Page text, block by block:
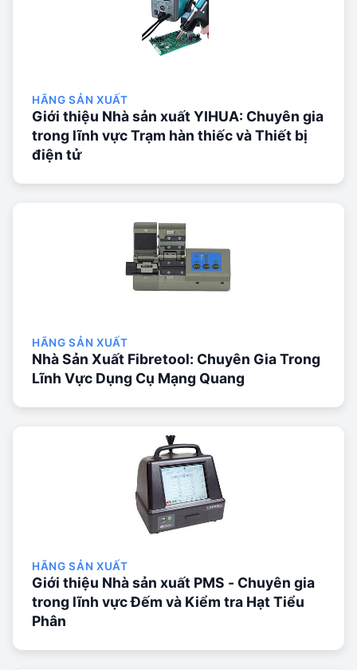
HÃNG SẢN XUẤT
Giới thiệu Nhà sản xuất YIHUA: Chuyên gia
trong lĩnh vực Trạm hàn thiếc và Thiết bị
điện tử
HÃNG SẢN XUẤT
Nhà Sản Xuất Fibretool: Chuyên Gia Trong
Lĩnh Vực Dụng Cụ Mạng Quang
HÃNG SẢN XUẤT
Giới thiệu Nhà sản xuất PMS - Chuyên gia
trong lĩnh vực Đếm và Kiểm tra Hạt Tiểu
Phân